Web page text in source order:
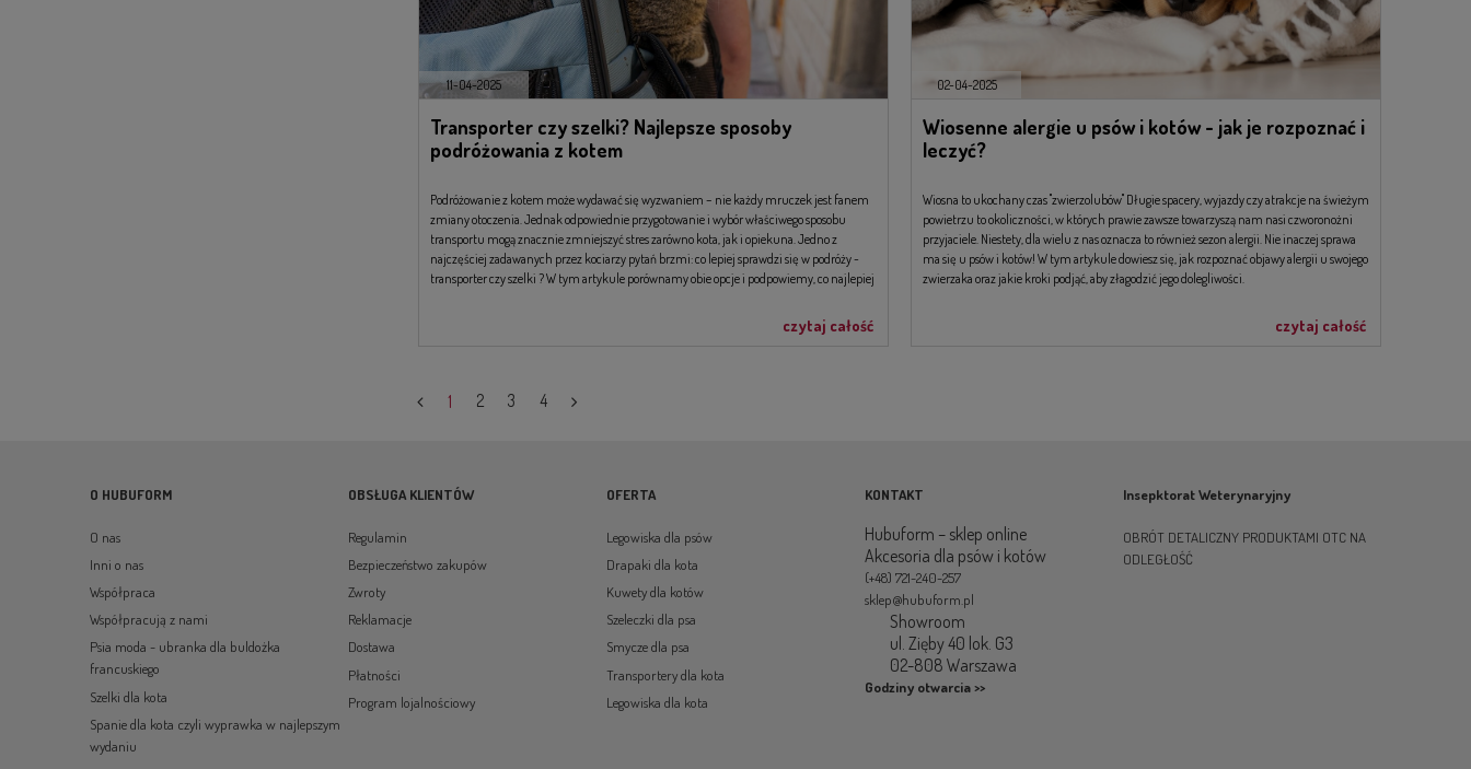
11-04-2025
Transporter czy szelki? Najlepsze sposoby
podróżowania z kotem
Podróżowanie z kotem może wydawać się wyzwaniem – nie każdy mruczek jest fanem
zmiany otoczenia. Jednak odpowiednie przygotowanie i wybór właściwego sposobu
transportu mogą znacznie zmniejszyć stres zarówno kota, jak i opiekuna. Jedno z
najczęściej zadawanych przez kociarzy pytań brzmi: co lepiej sprawdzi się w podróży -
transporter czy szelki ? W tym artykule porównamy obie opcje i podpowiemy, co najlepiej
czytaj całość
02-04-2025
Wiosenne alergie u psów i kotów - jak je rozpoznać i
leczyć?
Wiosna to ukochany czas "zwierzolubów" Długie spacery, wyjazdy czy atrakcje na świeżym
powietrzu to okoliczności, w których prawie zawsze towarzyszą nam nasi czworonożni
przyjaciele. Niestety, dla wielu z nas oznacza to również sezon alergii. Nie inaczej sprawa
ma się u psów i kotów! W tym artykule dowiesz się, jak rozpoznać objawy alergii u swojego
zwierzaka oraz jakie kroki podjąć, aby złagodzić jego dolegliwości.
czytaj całość
1 2 3 4
O HUBUFORM
O nas
Inni o nas
Współpraca
Współpracują z nami
Psia moda - ubranka dla buldożka
francuskiego
Szelki dla kota
Spanie dla kota czyli wyprawka w najlepszym
wydaniu
OBSŁUGA KLIENTÓW
Regulamin
Bezpieczeństwo zakupów
Zwroty
Reklamacje
Dostawa
Płatności
Program lojalnościowy
OFERTA
Legowiska dla psów
Drapaki dla kota
Kuwety dla kotów
Szeleczki dla psa
Smycze dla psa
Transportery dla kota
Legowiska dla kota
KONTAKT
Hubuform – sklep online
Akcesoria dla psów i kotów
(+48) 721-240-257
sklep@hubuform.pl
Showroom
ul. Zięby 40 lok. G3
02-808 Warszawa
Godziny otwarcia >>
Insepktorat Weterynaryjny
OBRÓT DETALICZNY PRODUKTAMI OTC NA
ODLEGŁOŚĆ